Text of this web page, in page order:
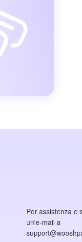
Per assistenza e
un'e-mail a